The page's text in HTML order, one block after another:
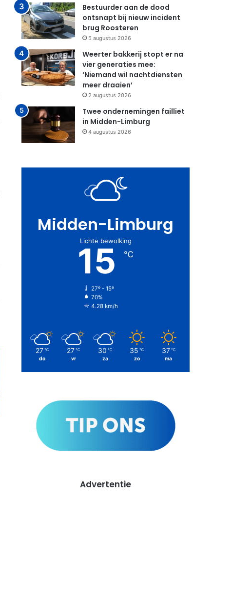
Bestuurder aan de dood
ontsnapt bij nieuw incident
brug Roosteren
5 augustus 2026
Weerter bakkerij stopt er na
vier generaties mee:
‘Niemand wil nachtdiensten
meer draaien’
2 augustus 2026
Twee ondernemingen failliet
in Midden-Limburg
4 augustus 2026
Midden-Limburg
Lichte bewolking
15 ℃
27º - 15º
70%
4.28 km/h
27 ℃
do
27 ℃
vr
30 ℃
za
35 ℃
zo
37 ℃
ma
Advertentie